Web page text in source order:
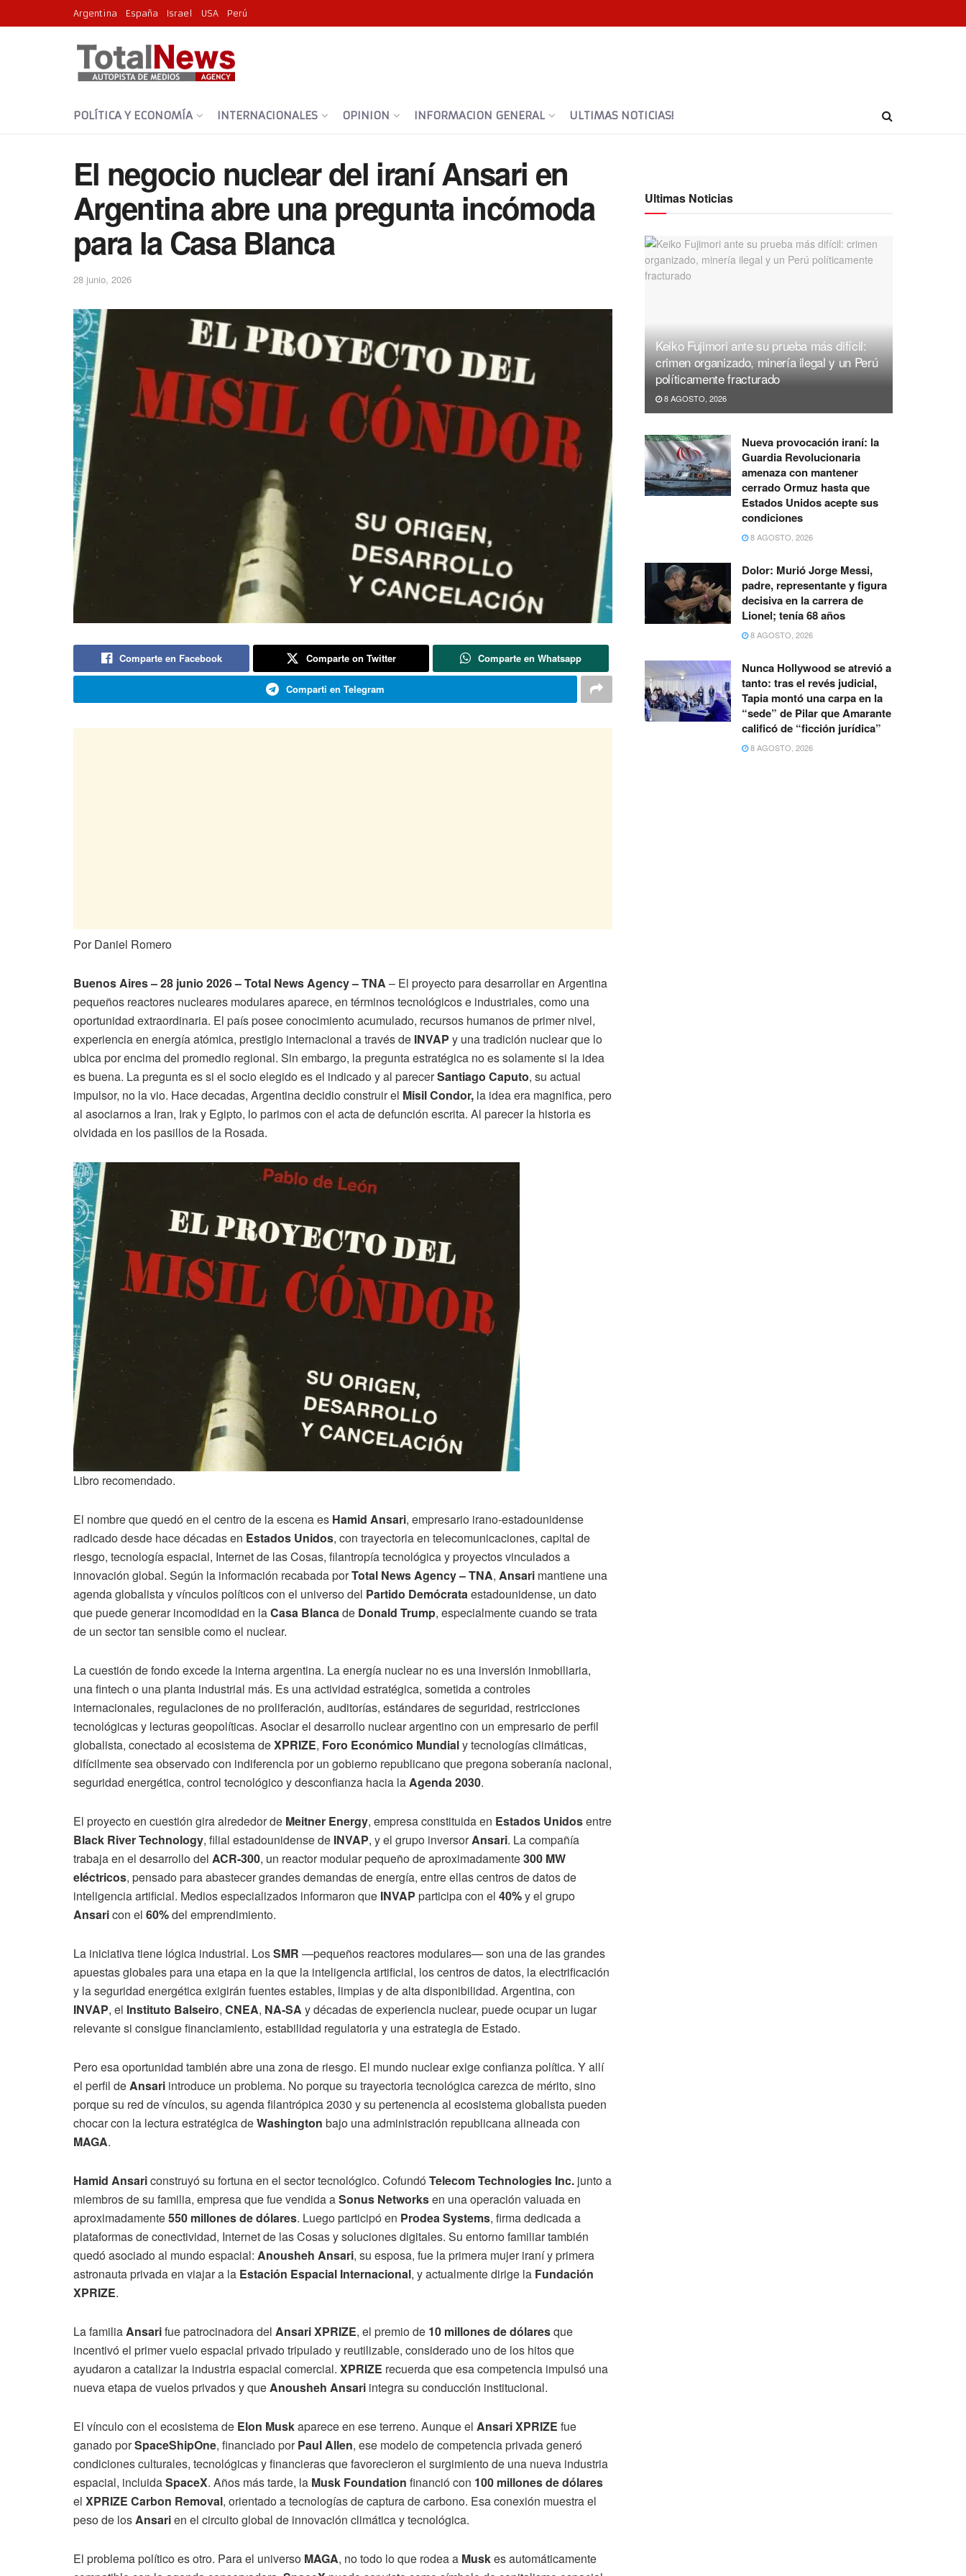
Argentina España Israel USA Perú
POLÍTICA Y ECONOMÍA INTERNACIONALES OPINION INFORMACION GENERAL ULTIMAS NOTICIAS!
El negocio nuclear del iraní Ansari en
Argentina abre una pregunta incómoda
para la Casa Blanca
28 junio, 2026
Comparte en Facebook Comparte on Twitter Comparte en Whatsapp
Comparti en Telegram
Por Daniel Romero
Buenos Aires – 28 junio 2026 – Total News Agency – TNA – El proyecto para desarrollar en Argentina
pequeños reactores nucleares modulares aparece, en términos tecnológicos e industriales, como una
oportunidad extraordinaria. El país posee conocimiento acumulado, recursos humanos de primer nivel,
experiencia en energía atómica, prestigio internacional a través de INVAP y una tradición nuclear que lo
ubica por encima del promedio regional. Sin embargo, la pregunta estratégica no es solamente si la idea
es buena. La pregunta es si el socio elegido es el indicado y al parecerSantiago Caputo, su actual
impulsor, no la vio. Hace decadas, Argentina decidio construir el Misil Condor, la idea era magnifica, pero
al asociarnos a Iran, Irak y Egipto, lo parimos con el acta de defunción escrita. Al parecer la historia es
olvidada en los pasillos de la Rosada.
Libro recomendado.
El nombre que quedó en el centro de la escena es Hamid Ansari, empresario irano-estadounidense
radicado desde hace décadas en Estados Unidos, con trayectoria en telecomunicaciones, capital de
riesgo, tecnología espacial, Internet de las Cosas, filantropía tecnológica y proyectos vinculados a
innovación global. Según la información recabada porTotal News Agency – TNA, Ansari mantiene una
agenda globalista y vínculos políticos con el universo del Partido Demócrataestadounidense, un dato
que puede generar incomodidad en laCasa Blancade Donald Trump, especialmente cuando se trata
de un sector tan sensible como el nuclear.
La cuestión de fondo excede la interna argentina. La energía nuclear no es una inversión inmobiliaria,
una fintech o una planta industrial más. Es una actividad estratégica, sometida a controles
internacionales, regulaciones de no proliferación, auditorías, estándares de seguridad, restricciones
tecnológicas y lecturas geopolíticas. Asociar el desarrollo nuclear argentino con un empresario de perfil
globalista, conectado al ecosistema deXPRIZE, Foro Económico Mundialy tecnologías climáticas,
difícilmente sea observado con indiferencia por un gobierno republicano que pregona soberanía nacional,
seguridad energética, control tecnológico y desconfianza hacia laAgenda 2030.
El proyecto en cuestión gira alrededor de Meitner Energy, empresa constituida en Estados Unidosentre
Black River Technology, filial estadounidense de INVAP, y el grupo inversorAnsari. La compañía
trabaja en el desarrollo del ACR-300, un reactor modular pequeño de aproximadamente300 MW
eléctricos, pensado para abastecer grandes demandas de energía, entre ellas centros de datos de
inteligencia artificial. Medios especializados informaron que INVAP participa con el 40%y el grupo
Ansaricon el 60%del emprendimiento.
La iniciativa tiene lógica industrial. LosSMR —pequeños reactores modulares— son una de las grandes
apuestas globales para una etapa en la que la inteligencia artificial, los centros de datos, la electrificación
y la seguridad energética exigirán fuentes estables, limpias y de alta disponibilidad. Argentina, con
INVAP, el Instituto Balseiro, CNEA, NA-SA y décadas de experiencia nuclear, puede ocupar un lugar
relevante si consigue financiamiento, estabilidad regulatoria y una estrategia de Estado.
Pero esa oportunidad también abre una zona de riesgo. El mundo nuclear exige confianza política. Y allí
el perfil deAnsari introduce un problema. No porque su trayectoria tecnológica carezca de mérito, sino
porque su red de vínculos, su agenda filantrópica 2030 y su pertenencia al ecosistema globalista pueden
chocar con la lectura estratégica deWashington bajo una administración republicana alineada con
MAGA.
Hamid Ansariconstruyó su fortuna en el sector tecnológico. CofundóTelecom Technologies Inc. junto a
miembros de su familia, empresa que fue vendida aSonus Networksen una operación valuada en
aproximadamente550 millones de dólares. Luego participó en Prodea Systems, firma dedicada a
plataformas de conectividad, Internet de las Cosas y soluciones digitales. Su entorno familiar también
quedó asociado al mundo espacial: Anousheh Ansari, su esposa, fue la primera mujer iraní y primera
astronauta privada en viajar a la Estación Espacial Internacional, y actualmente dirige la Fundación
XPRIZE.
La familiaAnsarifue patrocinadora del Ansari XPRIZE, el premio de 10 millones de dólaresque
incentivó el primer vuelo espacial privado tripulado y reutilizable, considerado uno de los hitos que
ayudaron a catalizar la industria espacial comercial. XPRIZE recuerda que esa competencia impulsó una
nueva etapa de vuelos privados y queAnousheh Ansari integra su conducción institucional.
El vínculo con el ecosistema de Elon Muskaparece en ese terreno. Aunque el Ansari XPRIZE fue
ganado porSpaceShipOne, financiado porPaul Allen, ese modelo de competencia privada generó
condiciones culturales, tecnológicas y financieras que favorecieron el surgimiento de una nueva industria
espacial, incluidaSpaceX. Años más tarde, la Musk Foundation financió con 100 millones de dólares
el XPRIZE Carbon Removal, orientado a tecnologías de captura de carbono. Esa conexión muestra el
peso de losAnsarien el circuito global de innovación climática y tecnológica.
El problema político es otro. Para el universo MAGA, no todo lo que rodea a Muskes automáticamente
Ultimas Noticias
Keiko Fujimori ante su prueba más difícil:
crimen organizado, minería ilegal y un Perú
políticamente fracturado
8 AGOSTO, 2026
Nueva provocación iraní: la
Guardia Revolucionaria
amenaza con mantener
cerrado Ormuz hasta que
Estados Unidos acepte sus
condiciones
8 AGOSTO, 2026
Dolor: Murió Jorge Messi,
padre, representante y figura
decisiva en la carrera de
Lionel; tenía 68 años
8 AGOSTO, 2026
Nunca Hollywood se atrevió a
tanto: tras el revés judicial,
Tapia montó una carpa en la
“sede” de Pilar que Amarante
calificó de “ficción jurídica”
8 AGOSTO, 2026